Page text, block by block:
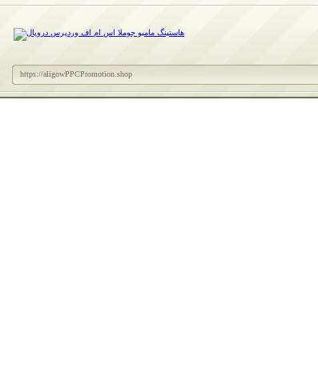
https://aligowPPCPromotion.shop